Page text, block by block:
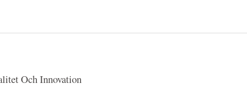
Och Innovation